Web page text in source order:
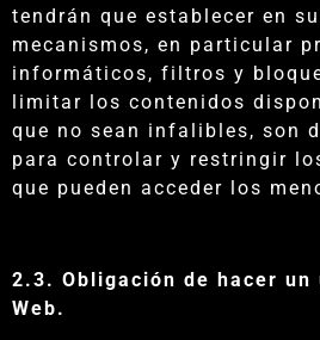
tendrán que establecer en
mecanismos, en particular
informáticos, filtros y
limitar los contenidos
que no sean infalibles, son
para controlar y restringir
que pueden acceder los
2.3. Obligación de hacer un
Web.